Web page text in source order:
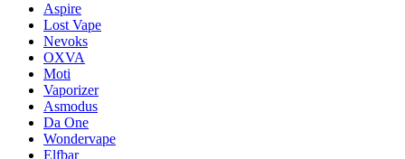
Aspire
Lost Vape
Nevoks
OXVA
Moti
Vaporizer
Asmodus
Da One
Wondervape
Elfbar